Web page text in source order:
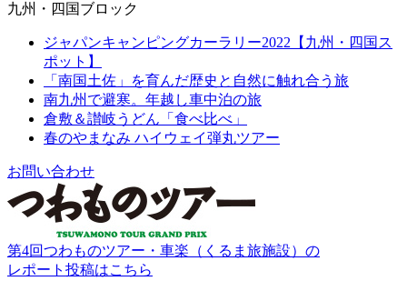
九州・四国ブロック
ジャパンキャンピングカーラリー2022【九州・四国ス
ポット】
「南国土佐」を育んだ歴史と自然に触れ合う旅
南九州で避寒。年越し車中泊の旅
倉敷＆讃岐うどん「食べ比べ」
春のやまなみ ハイウェイ弾丸ツアー
お問い合わせ
第4回つわものツアー・車楽（くるま旅施設）の
レポート投稿はこちら